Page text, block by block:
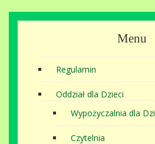
Menu
Regulamin
Oddział dla Dzieci
Wypożyczalnia dla
Czytelnia